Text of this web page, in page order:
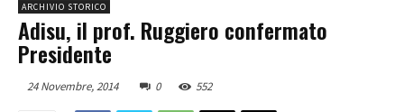
ARCHIVIO STORICO
Adisu, il prof. Ruggiero confermato
Presidente
24 Novembre, 2014 0 552